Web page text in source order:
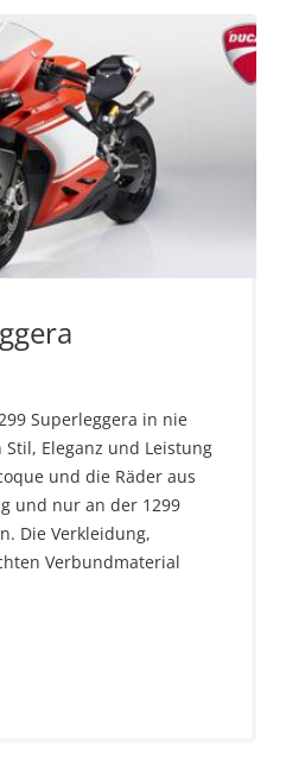
Superleggera in nie
Eleganz und Leistung
und die Räder aus
und nur an der 1299
Die Verkleidung,
Verbundmaterial